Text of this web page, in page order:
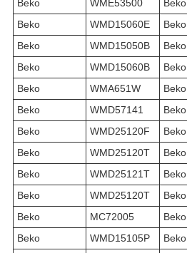
Beko
WME53500 Beko
Beko
WMD15060E Beko
Beko
WMD15050B Beko
Beko
WMD15060B Beko
Beko
WMA651W Beko
Beko
WMD57141 Beko
Beko
WMD25120F Beko
Beko
WMD25120T Beko
Beko
WMD25121T Beko
Beko
WMD25120T Beko
Beko
MC72005 Beko
Beko
WMD15105P Beko